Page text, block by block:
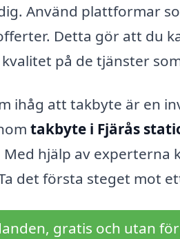
Använd plattformar
Detta gör att du
på de tjänster
ihåg att takbyte är en
takbyte i Fjärås
hjälp av experterna
det första steget mot
gratis och utan